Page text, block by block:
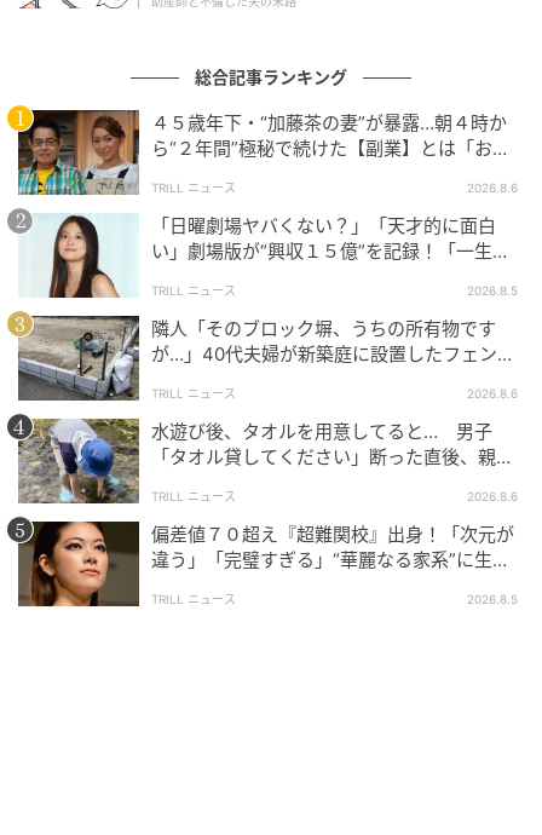
刺激が欲しいあまり、障害がある恋に溺れてしまう傾
向あり。あなたは執着心が薄いので大人の関係と思っ
ているかもしれませんが、相手の想いの深さはまた別
なので、慎重なお付き合いを心がけて。
流光七奈（りゅうこう なな）
物心ついたころから、見えない世界とつながる能力が
あり、相談者に対して、潜在意識レベルの癒しと解決
策を提供してきた経験を経て、占い師として活動中。
個人鑑定のほか、パワーストーン鑑定なども。
◎流光七奈 公式HP
https://nana-healing.com/
文＝流光七奈
イラスト＝田辺ヒロシ
元記事で読む
総合記事ランキング
４５歳年下・“加藤茶の妻”が暴露…朝４時か
ら“２年間”極秘で続けた【副業】とは「お金
TRILL ニュース 2026.8.6
「日曜劇場ヤバくない？」「天才的に面白
い」劇場版が“興収１５億”を記録！「一生言
TRILL ニュース 2026.8.5
隣人「そのブロック塀、うちの所有物です
が…」40代夫婦が新築庭に設置したフェン
TRILL ニュース 2026.8.6
水遊び後、タオルを用意してると… 男子
「タオル貸してください」断った直後、親が
TRILL ニュース 2026.8.6
偏差値７０超え『超難関校』出身！「次元が
違う」「完璧すぎる」“華麗なる家系”に生ま
TRILL ニュース 2026.8.5